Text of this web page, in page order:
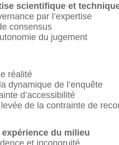
scientifique et
par l’expertise
consensus
du jugement
réalité
dynamique de l’enquête
d’accessibilité
de la contrainte de
du milieu
et incongruité